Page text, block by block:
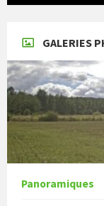
GALERIES
Panoramiques